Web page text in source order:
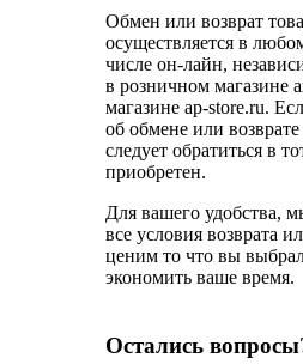
Обмен или возврат
осуществляется в
числе он-лайн,
в розничном магазине
магазине ap-store.ru.
об обмене или
следует обратиться в
приобретен.
Для вашего удобства,
все условия возврата
ценим то что вы
экономить ваше время.
Остались